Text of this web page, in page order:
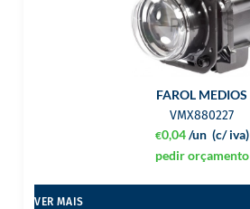
FAROL MEDIOS
VMX880227
€0,04 (c/ iva)
/un
pedir orçamento
VER MAIS